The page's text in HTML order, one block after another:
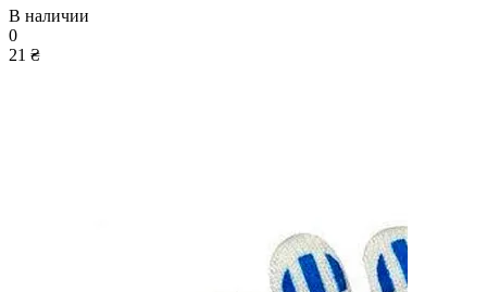
В наличии
0
21 ₴